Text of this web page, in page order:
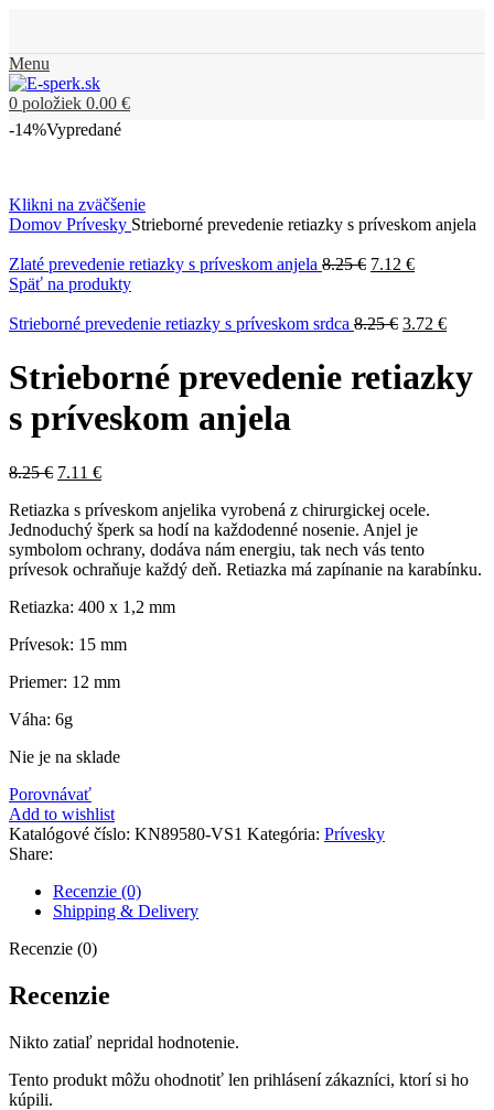
Menu
0 položiek 0.00 €
-14%Vypredané
Klikni na zväčšenie
Domov Prívesky Strieborné prevedenie retiazky s príveskom anjela
Zlaté prevedenie retiazky s príveskom anjela 8.25€ 7.12 €
Späť na produkty
Strieborné prevedenie retiazky s príveskom srdca 8.25€ 3.72 €
Strieborné prevedenie retiazky
s príveskom anjela
8.25€ 7.11 €
Retiazka s príveskom anjelika vyrobená z chirurgickej ocele.
Jednoduchý šperk sa hodí na každodenné nosenie. Anjel je
symbolom ochrany, dodáva nám energiu, tak nech vás tento
prívesok ochraňuje každý deň. Retiazka má zapínanie na karabínku.
Retiazka: 400 x 1,2 mm
Prívesok: 15 mm
Priemer: 12 mm
Váha: 6g
Nie je na sklade
Porovnávať
Add to wishlist
Katalógové číslo: KN89580-VS1 Kategória: Prívesky
Share:
Recenzie (0)
Shipping & Delivery
Recenzie (0)
Recenzie
Nikto zatiaľ nepridal hodnotenie.
Tento produkt môžu ohodnotiť len prihlásení zákazníci, ktorí si ho
kúpili.